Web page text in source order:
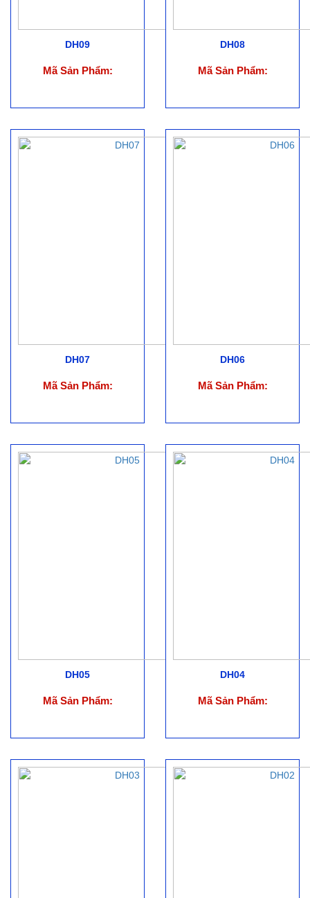
DH09
Mã Sản Phẩm:
DH08
Mã Sản Phẩm:
DH07
Mã Sản Phẩm:
DH06
Mã Sản Phẩm:
DH05
Mã Sản Phẩm:
DH04
Mã Sản Phẩm: